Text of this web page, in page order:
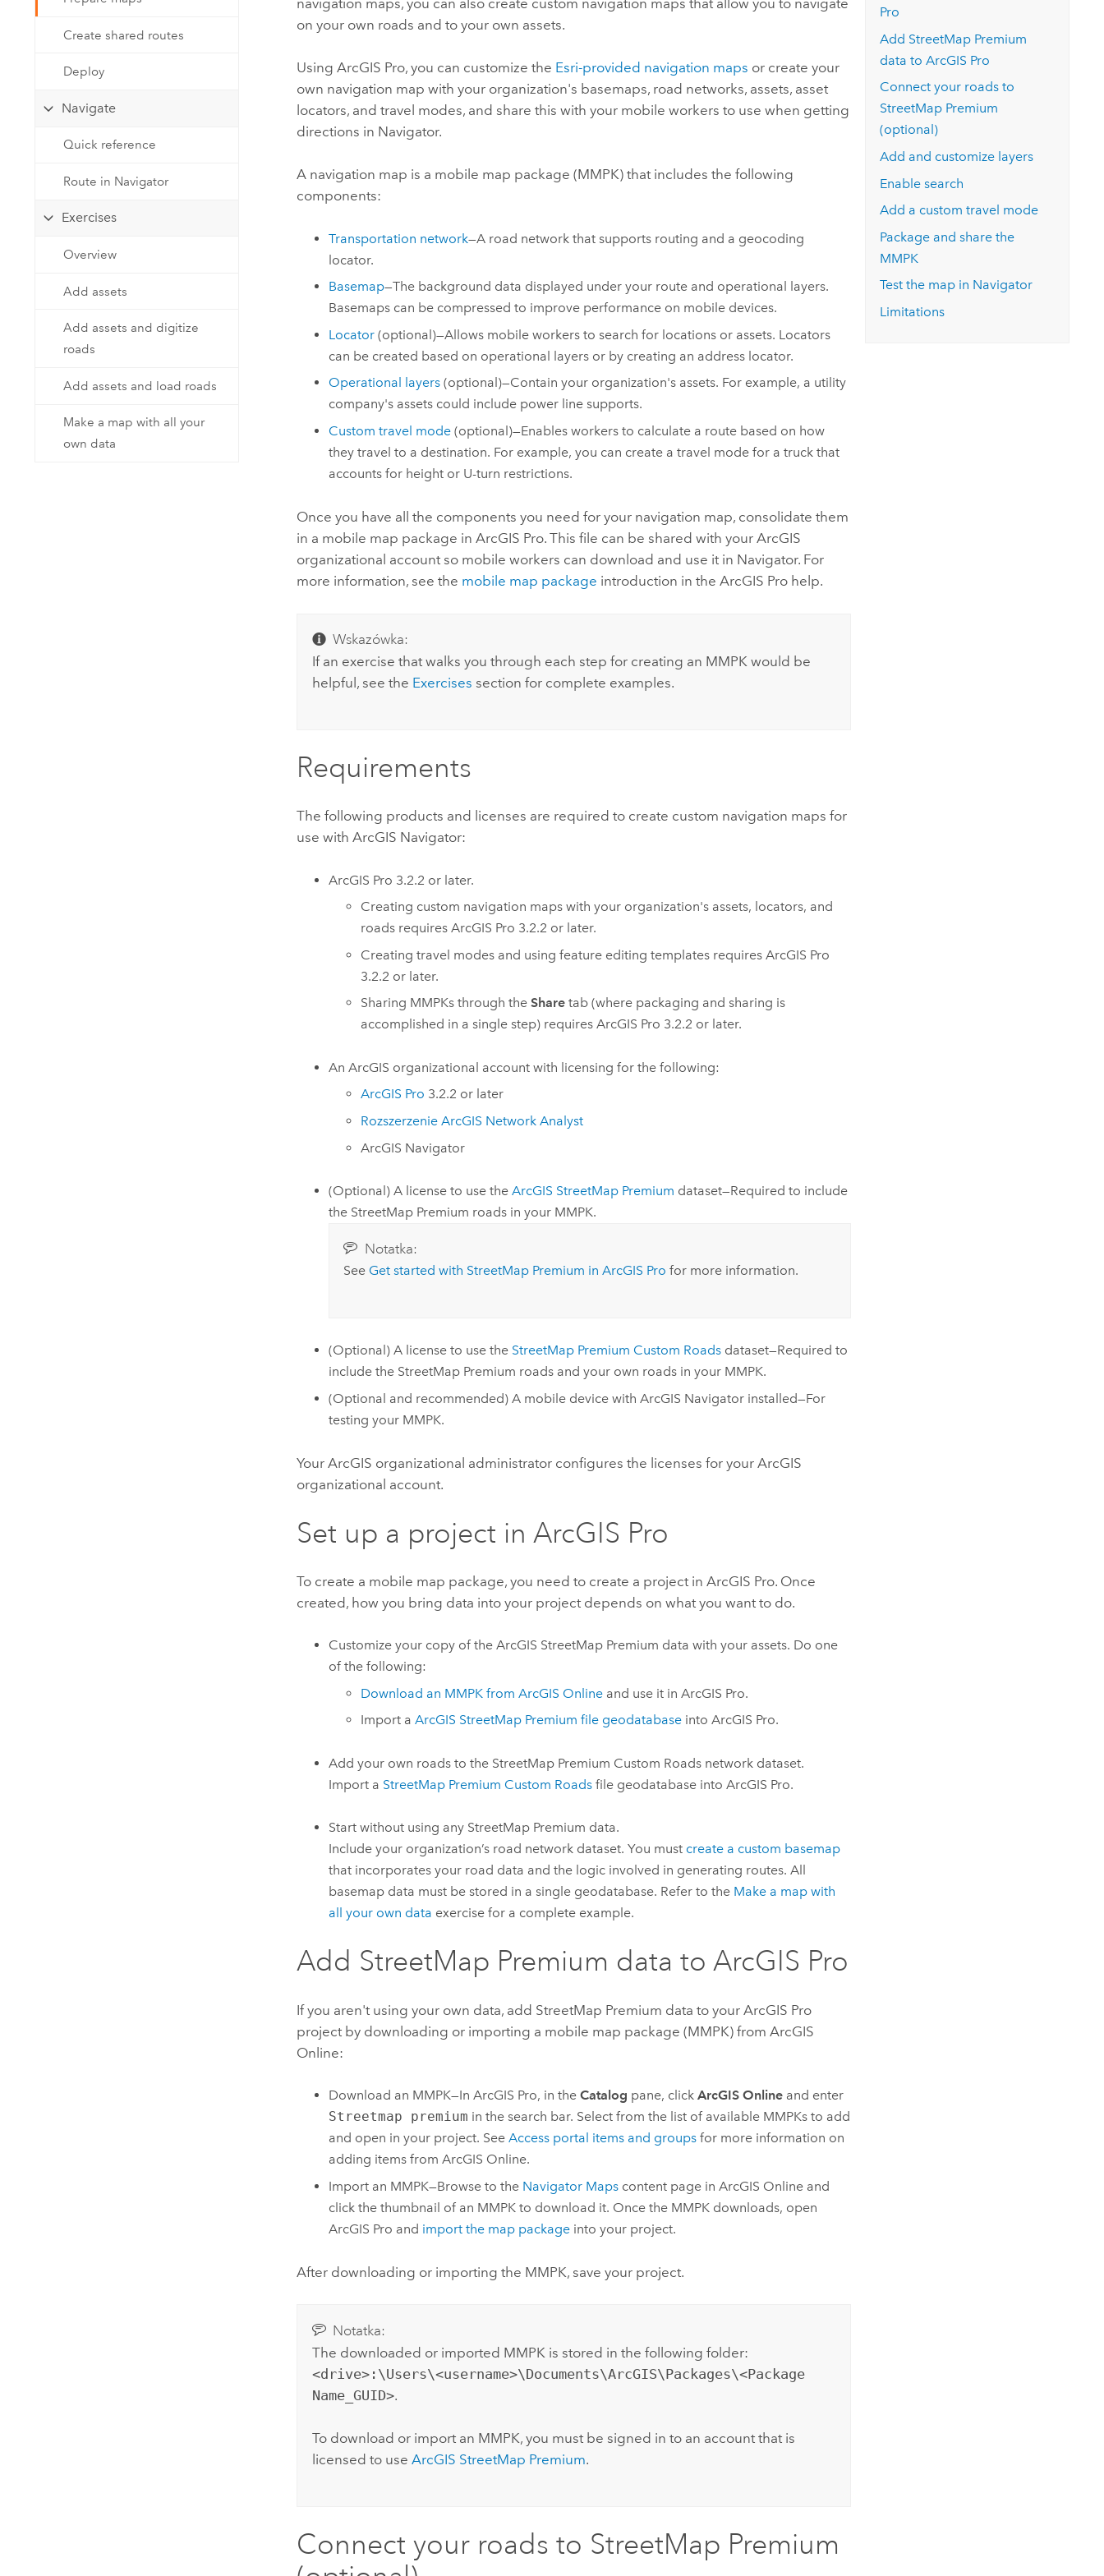
Wszystkie produkty
rozpocznij bezpłatny okres próbny.
Eksploruj aplikację ArcGIS Pro
Wszystkie branże
Wszystkie narracje
Create shared routes
Deploy
Navigate
Quick reference
Route in Navigator
Exercises
Overview
Add assets
Add assets and digitize
roads
Add assets and load roads
Make a map with all your
own data
on your own roads and to your own assets.
UsingArcGIS Pro, you can customize the Esri-provided navigation maps or create your
own navigation map with your organization's basemaps, road networks, assets, asset
locators, and travel modes, and share this with your mobile workers to use when getting
directions in Navigator.
A navigation map is a mobile map package (MMPK) that includes the following
components:
Transportation network—A road network that supports routing and a geocoding
locator.
Basemap—The background data displayed under your route and operational layers.
Basemaps can be compressed to improve performance on mobile devices.
Locator(optional)—Allows mobile workers to search for locations or assets. Locators
can be created based on operational layers or by creating an address locator.
Operational layers(optional)—Contain your organization's assets. For example, a utility
company's assets could include power line supports.
Custom travel mode(optional)—Enables workers to calculate a route based on how
they travel to a destination. For example, you can create a travel mode for a truck that
accounts for height or U-turn restrictions.
Once you have all the components you need for your navigation map, consolidate them
in a mobile map package inArcGIS Pro. This file can be shared with your ArcGIS
organizational account so mobile workers can download and use it in Navigator. For
more information, see the mobile map package introduction in theArcGIS Pro help.
Wskazówka:
If an exercise that walks you through each step for creating an MMPK would be
helpful, see the Exercises section for complete examples.
Requirements
The following products and licenses are required to create custom navigation maps for
use withArcGIS Navigator:
ArcGIS Pro 3.2.2 or later.
Creating custom navigation maps with your organization's assets, locators, and
roads requires ArcGIS Pro 3.2.2 or later.
Creating travel modes and using feature editing templates requires ArcGIS Pro
3.2.2 or later.
Sharing MMPKs through the Sharetab (where packaging and sharing is
accomplished in a single step) requires ArcGIS Pro 3.2.2 or later.
An ArcGIS organizational account with licensing for the following:
ArcGIS Pro 3.2.2 or later
Rozszerzenie ArcGIS Network Analyst
ArcGIS Navigator
(Optional) A license to use the ArcGIS StreetMap Premium dataset—Required to include
the StreetMap Premium roads in your MMPK.
Notatka:
See Get started with StreetMap Premium in ArcGIS Pro for more information.
(Optional) A license to use the StreetMap Premium Custom Roadsdataset—Required to
include the StreetMap Premium roads and your own roads in your MMPK.
(Optional and recommended) A mobile device with ArcGIS Navigatorinstalled—For
testing your MMPK.
Your ArcGIS organizational administrator configures the licenses for your ArcGIS
organizational account.
Set up a project in ArcGIS Pro
To create a mobile map package, you need to create a project inArcGIS Pro. Once
created, how you bring data into your project depends on what you want to do.
Customize your copy of the ArcGIS StreetMap Premium data with your assets. Do one
of the following:
Download an MMPK from ArcGIS Onlineand use it in ArcGIS Pro.
Import a ArcGIS StreetMap Premium file geodatabaseinto ArcGIS Pro.
Add your own roads to the StreetMap Premium Custom Roadsnetwork dataset.
Import a StreetMap Premium Custom Roadsfile geodatabase into ArcGIS Pro.
Start without using any StreetMap Premium data.
Include your organization’s road network dataset. You must create a custom basemap
that incorporates your road data and the logic involved in generating routes. All
basemap data must be stored in a single geodatabase. Refer to the Make a map with
all your own data exercise for a complete example.
Add StreetMap Premium data toArcGIS Pro
If you aren't using your own data, add StreetMap Premium data to yourArcGIS Pro
project by downloading or importing a mobile map package (MMPK) fromArcGIS
Online:
Download an MMPK—In ArcGIS Pro, in the Catalog pane, click ArcGIS Onlineand enter
Streetmap premium in the search bar. Select from the list of available MMPKs to add
and open in your project. See Access portal items and groupsfor more information on
adding items from ArcGIS Online.
Import an MMPK—Browse to the Navigator Mapscontent page in ArcGIS Onlineand
click the thumbnail of an MMPK to download it. Once the MMPK downloads, open
ArcGIS Pro and import the map packageinto your project.
After downloading or importing the MMPK, save your project.
Notatka:
The downloaded or imported MMPK is stored in the following folder:
<drive>:\Users\<username>\Documents\ArcGIS\Packages\<Package
Name_GUID>.
To download or import an MMPK, you must be signed in to an account that is
licensed to use ArcGIS StreetMap Premium.
Connect your roads to StreetMap Premium
Pro
Add StreetMap Premium
data toArcGIS Pro
Connect your roads to
StreetMap Premium
(optional)
Add and customize layers
Enable search
Add a custom travel mode
Package and share the
MMPK
Test the map in Navigator
Limitations